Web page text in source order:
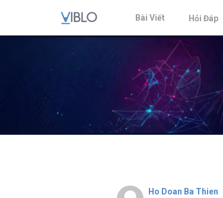
Bài Viết Hỏi Đáp
Ho Doan Ba Thien